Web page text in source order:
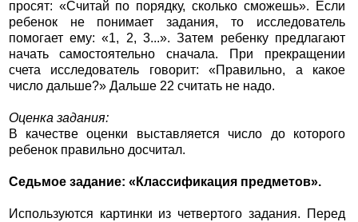
просят: «Считай по порядку, сколько сможешь». Если
ребенок не понимает задания, то исследователь
помогает ему: «1, 2, 3...». Затем ребенку предлагают
начать самостоятельно сначала. При прекращении
счета исследователь говорит: «Правильно, а какое
число дальше?» Дальше 22 считать не надо.
Оценка задания:
В качестве оценки выставляется число до которого
ребенок правильно досчитал.
Седьмое задание: «Классификация предметов».
Используются картинки из четвертого задания. Перед